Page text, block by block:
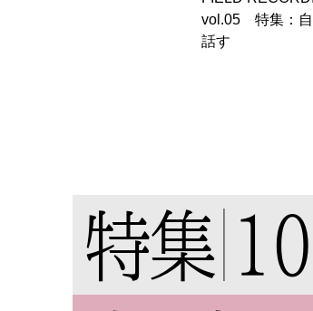
vol.05 特集：自
話す
特集